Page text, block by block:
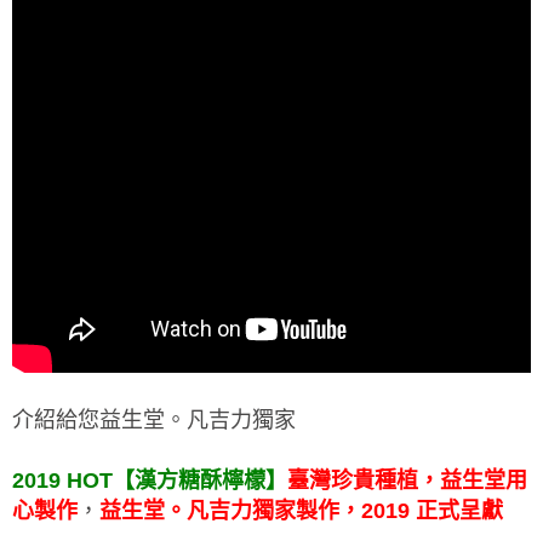
介紹給您益生堂。凡吉力獨家
2019 HOT【漢方糖酥檸檬】 臺灣珍貴種植，益生堂用
心製作 ， 益生堂。凡吉力獨家製作，2019 正式呈獻